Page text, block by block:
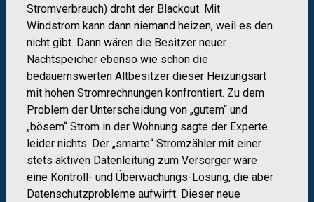
Stromverbrauch) droht der Blackout. Mit
Windstrom kann dann niemand heizen, weil es den
nicht gibt. Dann wären die Besitzer neuer
Nachtspeicher ebenso wie schon die
bedauernswerten Altbesitzer dieser Heizungsart
mit hohen Stromrechnungen konfrontiert. Zu dem
Problem der Unterscheidung von „gutem“ und
„bösem“ Strom in der Wohnung sagte der Experte
leider nichts. Der „smarte“ Stromzähler mit einer
stets aktiven Datenleitung zum Versorger wäre
eine Kontroll- und Überwachungs-Lösung, die aber
Datenschutzprobleme aufwirft. Dieser neue